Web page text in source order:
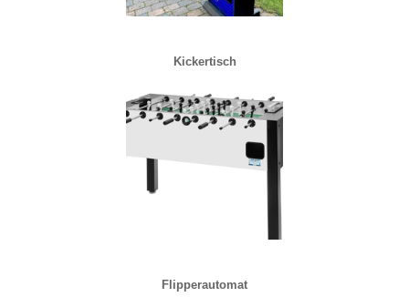
Kickertisch
Flipperautomat